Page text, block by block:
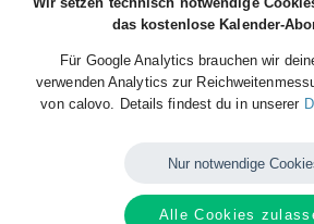
das kostenlose Kalender-
Für Google Analytics brauchen wir
verwenden Analytics zur
von calovo. Details findest du in unserer
Nur notwendige
Alle Cookies